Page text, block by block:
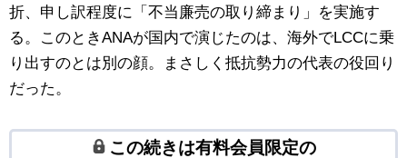
折、申し訳程度に「不当廉売の取り締まり」を実施す
る。このときANAが国内で演じたのは、海外でLCCに乗
り出すのとは別の顔。まさしく抵抗勢力の代表の役回り
だった。
この続きは有料会員限定の